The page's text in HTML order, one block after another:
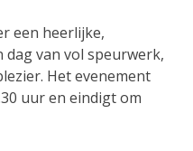
een heerlijke,
dag van vol speurwerk,
Het evenement
uur en eindigt om